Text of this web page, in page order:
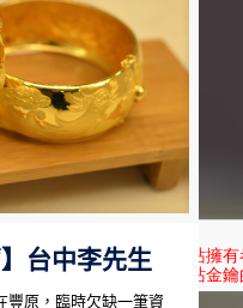
台中李先生
豐原，臨時欠缺一筆資